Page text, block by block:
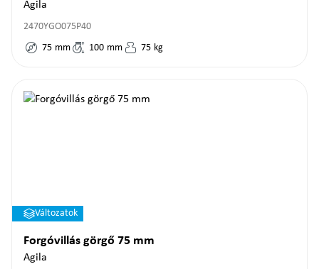
Agila
2470YGO075P40
75 mm 100 mm 75 kg
Változatok
Forgóvillás görgő 75 mm
Agila